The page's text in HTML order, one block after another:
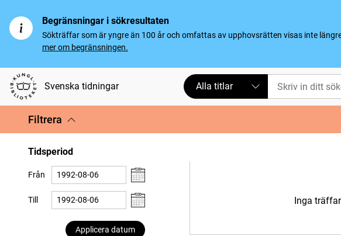
Begränsningar i sökresultaten
Sökträffar som är yngre än 100 år och omfattas av upphovsrätten visas inte
mer om begränsningen.
Svenska tidningar Alla titlar
Filtrera
Tidsperiod
Från
Till
Applicera datum
Inga